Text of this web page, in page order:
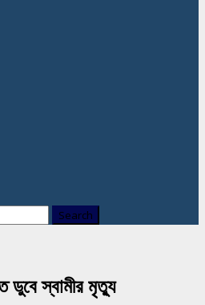
ডুবে স্বামীর মৃত্যু